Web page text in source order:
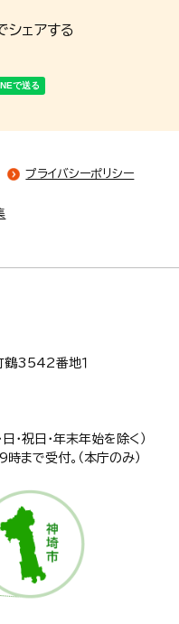
シェアする
プライバシーポリシー
3542番地１
祝日・年末年始を除く）
まで受付。（本庁のみ）